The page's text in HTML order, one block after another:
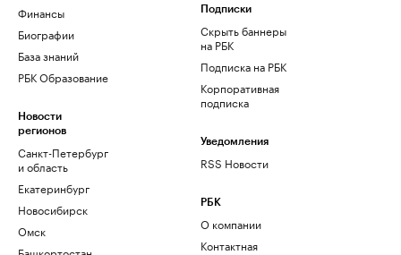
Финансы
Биографии
База знаний
РБК Образование
Новости
регионов
Санкт-Петербург
и область
Екатеринбург
Новосибирск
Омск
Подписки
Скрыть баннеры
на РБК
Подписка на РБК
Корпоративная
подписка
Уведомления
RSS Новости
РБК
О компании
Контактная